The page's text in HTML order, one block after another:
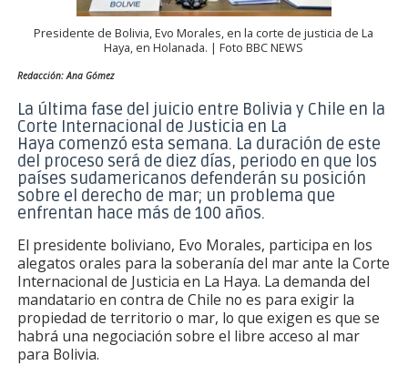
Presidente de Bolivia, Evo Morales, en la corte de justicia de La
Haya, en Holanada. | Foto BBC NEWS
Redacción: Ana Gómez
La última fase del juicio entre Bolivia y Chile en la
Corte Internacional de Justicia en La
Haya comenzó esta semana. La duración de este
del proceso será de diez días, periodo en que los
países sudamericanos defenderán su posición
sobre el derecho de mar; un problema que
enfrentan hace más de 100 años.
El presidente boliviano, Evo Morales, participa en los
alegatos orales para la soberanía del mar ante la Corte
Internacional de Justicia en La Haya. La demanda del
mandatario en contra de Chile no es para exigir la
propiedad de territorio o mar, lo que exigen es que se
habrá una negociación sobre el libre acceso al mar
para Bolivia.